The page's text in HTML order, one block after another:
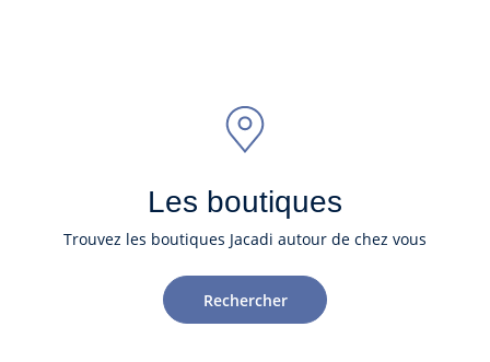
Les boutiques
Trouvez les boutiques Jacadi autour de chez vous
Rechercher